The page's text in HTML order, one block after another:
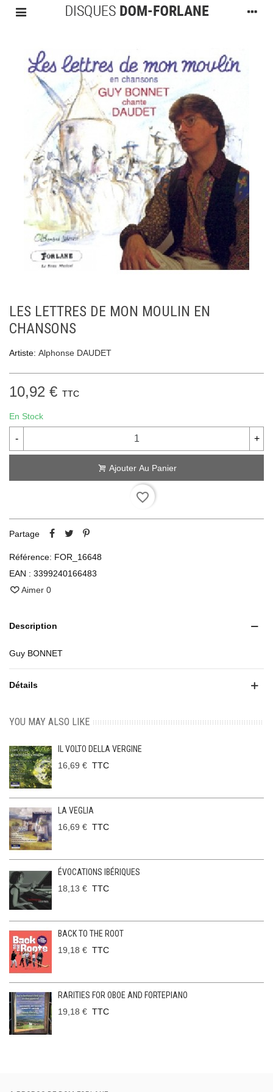
LES LETTRES DE MON MOULIN EN
CHANSONS
Artiste: Alphonse DAUDET
10,92 € TTC
En Stock
- +
Ajouter Au Panier
favorite_border
Partage
Référence: FOR_16648
EAN : 3399240166483
Aimer 0
Description
Guy BONNET
Détails
YOU MAY ALSO LIKE
IL VOLTO DELLA VERGINE
16,69 € TTC
LA VEGLIA
16,69 € TTC
ÉVOCATIONS IBÉRIQUES
18,13 € TTC
BACK TO THE ROOT
19,18 € TTC
RARITIES FOR OBOE AND FORTEPIANO
19,18 € TTC